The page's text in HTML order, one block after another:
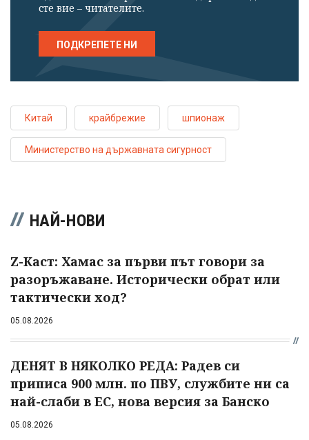
сте вие – читателите.
ПОДКРЕПЕТЕ НИ
Китай крайбрежие шпионаж
Министерство на държавната сигурност
НАЙ-НОВИ
Z-Каст: Хамас за първи път говори за
разоръжаване. Исторически обрат или
тактически ход?
05.08.2026
ДЕНЯТ В НЯКОЛКО РЕДА: Радев си
приписа 900 млн. по ПВУ, службите ни са
най-слаби в ЕС, нова версия за Банско
05.08.2026